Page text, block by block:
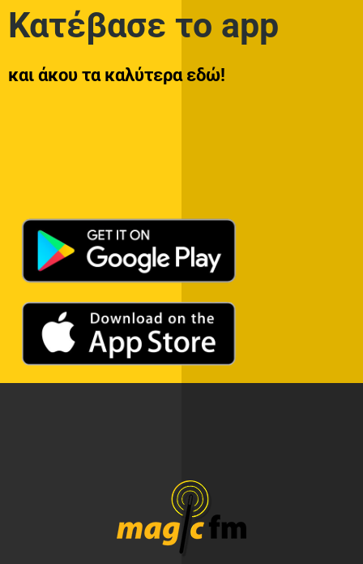
Κατέβασε το app
και άκου τα καλύτερα εδώ!